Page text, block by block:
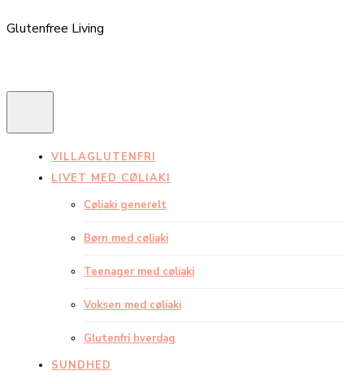
Glutenfree Living
VILLAGLUTENFRI
LIVET MED CØLIAKI
Cøliaki generelt
Børn med cøliaki
Teenager med cøliaki
Voksen med cøliaki
Glutenfri hverdag
SUNDHED